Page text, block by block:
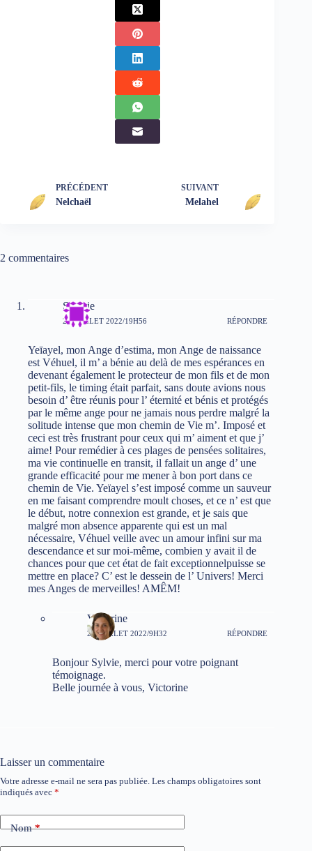
PRÉCÉDENT
Nelchaël
SUIVANT
Melahel
2 commentaires
SyLvie
21 JUILLET 2022/19H56 RÉPONDRE
Yeīayel, mon Ange d’estima, mon Ange de naissance
est Véhuel, il m’ a bénie au delà de mes espérances en
devenant également le protecteur de mon fils et de mon
petit-fils, le timing était parfait, sans doute avions nous
besoin d’ être réunis pour l’ éternité et bénis et protégés
par le même ange pour ne jamais nous perdre malgré la
solitude intense que mon chemin de Vie m’. Imposé et
ceci est très frustrant pour ceux qui m’ aiment et que j’
aime! Pour remédier à ces plages de pensées solitaires,
ma vie continuelle en transit, il fallait un ange d’ une
grande efficacité pour me mener à bon port dans ce
chemin de Vie. Yeïayel s’est imposé comme un sauveur
en me faisant comprendre moult choses, et ce n’ est que
le début, notre connexion est grande, et je sais que
malgré mon absence apparente qui est un mal
nécessaire, Véhuel veille avec un amour infini sur ma
descendance et sur moi-même, combien y avait il de
chances pour que cet état de fait exceptionnelpuisse se
mettre en place? C’ est le dessein de l’ Univers! Merci
mes Anges de merveilles! AMÊM!
Victorine
22 JUILLET 2022/9H32 RÉPONDRE
Bonjour Sylvie, merci pour votre poignant
témoignage.
Belle journée à vous, Victorine
Laisser un commentaire
Votre adresse e-mail ne sera pas publiée. Les champs obligatoires sont
indiqués avec *
Nom*